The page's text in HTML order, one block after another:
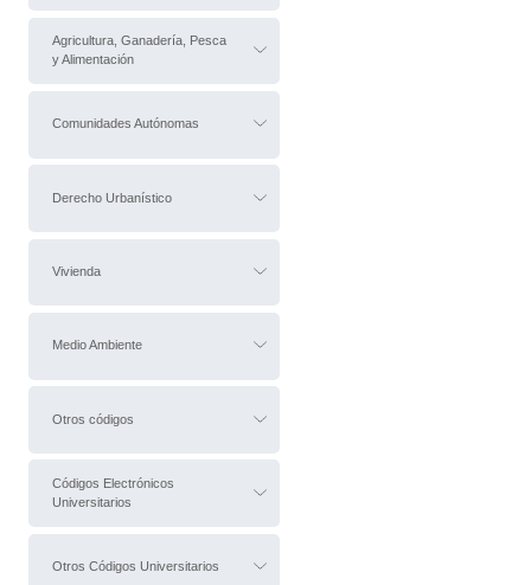
Agricultura, Ganadería, Pesca
y Alimentación
Comunidades Autónomas
Derecho Urbanístico
Vivienda
Medio Ambiente
Otros códigos
Códigos Electrónicos
Universitarios
Otros Códigos Universitarios